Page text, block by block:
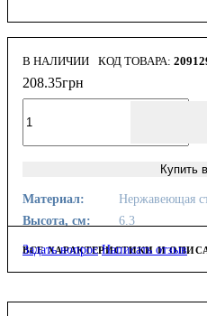
В НАЛИЧИИ
208.35грн
Купить
Материал:
Нержавеющая
Высота, см:
6.3
ВСЕ ХАРАКТЕРИСТИКИ И
Задать вопрос Написать отзыв